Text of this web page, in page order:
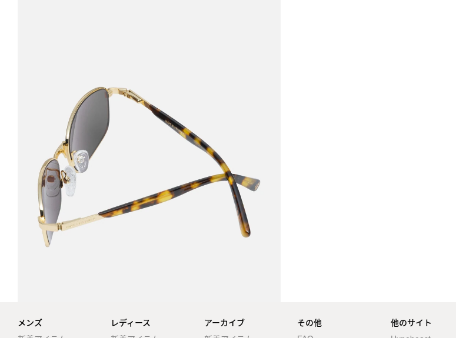
メンズ
レディース
アーカイブ
その他
他のサイト